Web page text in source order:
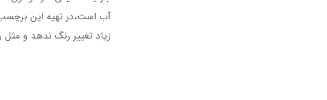
آب است،در تهیه این
زیاد تغییر رنگ ندهد و مثل